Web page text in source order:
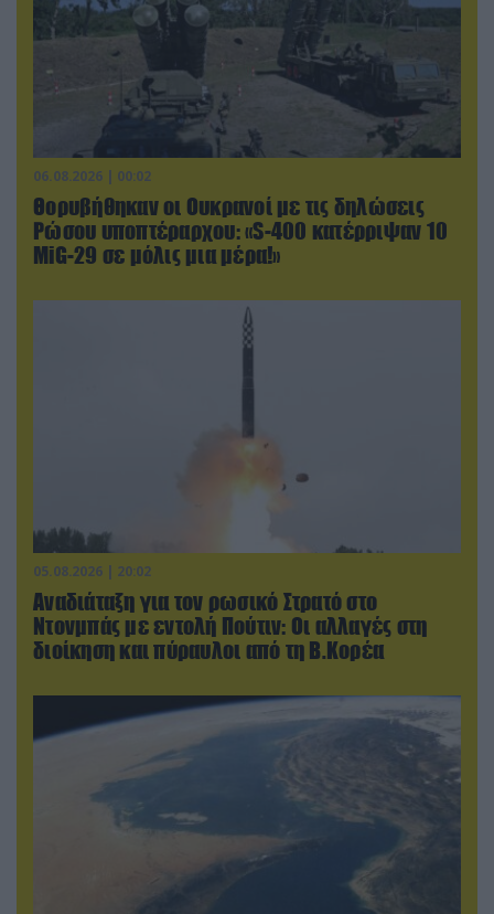
06.08.2026 | 00:02
Θορυβήθηκαν οι Ουκρανοί με τις δηλώσεις
Ρώσου υποπτέραρχου: «S-400 κατέρριψαν 10
MiG-29 σε μόλις μια μέρα!»
05.08.2026 | 20:02
Αναδιάταξη για τον ρωσικό Στρατό στο
Ντονμπάς με εντολή Πούτιν: Οι αλλαγές στη
διοίκηση και πύραυλοι από τη Β.Κορέα